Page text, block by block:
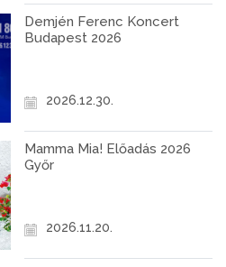
Demjén Ferenc Koncert
Budapest 2026
2026.12.30.
Mamma Mia! Előadás 2026
Győr
2026.11.20.